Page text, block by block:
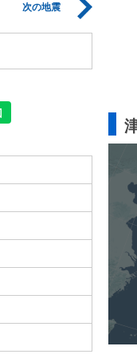
次の地震